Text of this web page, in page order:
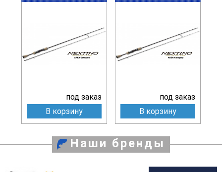
под заказ
В корзину
под заказ
В корзину
Наши бренды